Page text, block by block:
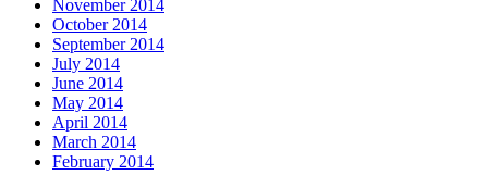
November 2014
October 2014
September 2014
July 2014
June 2014
May 2014
April 2014
March 2014
February 2014